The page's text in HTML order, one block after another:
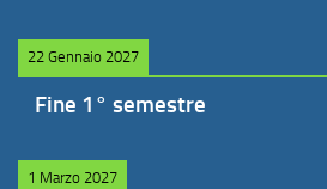
22 Gennaio 2027
Fine 1° semestre
1 Marzo 2027